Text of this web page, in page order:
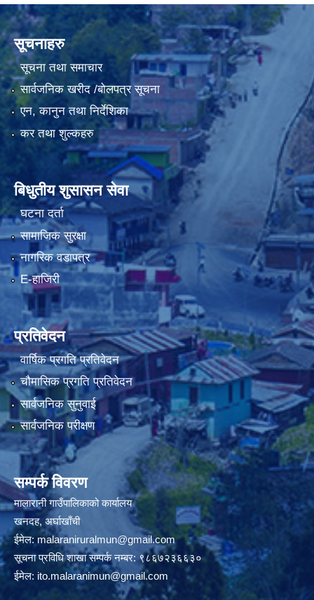
सूचनाहरु
सूचना तथा समाचार
सार्वजनिक खरीद /बोलपत्र सूचना
एन, कानुन तथा निर्देशिका
कर तथा शुल्कहरु
बिधुतीय शुसासन सेवा
घटना दर्ता
सामाजिक सुरक्षा
नागरिक वडापत्र
E-हाजिरी
प्रतिवेदन
वार्षिक प्रगति प्रतिवेदन
चौमासिक प्रगति प्रतिवेदन
सार्वजनिक सुनुवाई
सार्वजनिक परीक्षण
सम्पर्क विवरण
मालारानी गाउँपालिकाको कार्यालय
खनदह, अर्घाखाँची
ईमेल: malaraniruralmun@gmail.com
सूचना प्रविधि शाखा सम्पर्क नम्बर: ९८६७२३६६३०
ईमेल: ito.malaranimun@gmail.com